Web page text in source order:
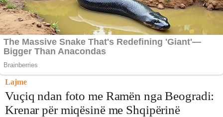
Lajme
Vuçiq ndan foto me Ramën nga Beogradi:
Krenar për miqësinë me Shqipërinë